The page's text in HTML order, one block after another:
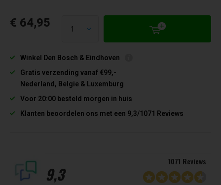
€ 64,95
Winkel Den Bosch & Eindhoven
Gratis verzending vanaf €99,-
Nederland, Belgie & Luxemburg
Voor 20:00 besteld morgen in huis
Klanten beoordelen ons met een 9,3/1071 Reviews
9,3
1071 Reviews